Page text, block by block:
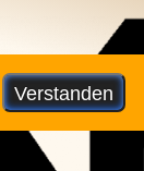
Verstanden